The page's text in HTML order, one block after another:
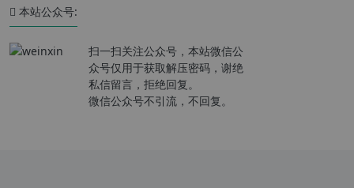
本站公众号:
扫一扫关注公众号，本站微信公
众号仅用于获取解压密码，谢绝
私信留言，拒绝回复。
微信公众号不引流，不回复。